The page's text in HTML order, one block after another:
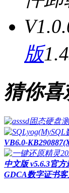
版
猜你喜
VB6.0-
中文版 v5.6.3官方
GDCA数字证书